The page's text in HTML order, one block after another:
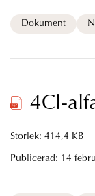
Dokument
4Cl-
Storlek: 414,4 KB
Publicerad: 14